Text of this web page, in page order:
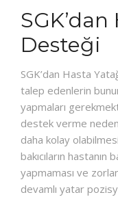
SGK’dan
Desteği
SGK’dan Hasta
talep edenlerin
yapmaları
destek verme
daha kolay
bakıcıların
yapmaması ve
devamlı yatar